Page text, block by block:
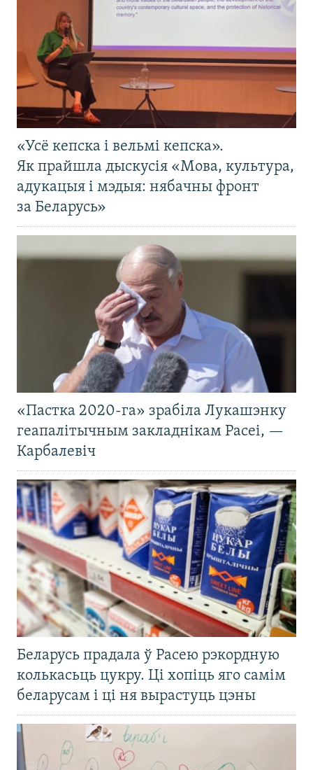
«Усё кепска і вельмі кепска».
Як прайшла дыскусія «Мова, культура,
адукацыя і мэдыя: нябачны фронт
за Беларусь»
«Пастка 2020-га» зрабіла Лукашэнку
геапалітычным закладнікам Расеі, —
Карбалевіч
Беларусь прадала ў Расею рэкордную
колькасьць цукру. Ці хопіць яго самім
беларусам і ці ня вырастуць цэны